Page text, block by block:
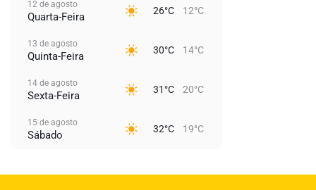
12 de agosto
Quarta-Feira 26°C 12°C
13 de agosto
Quinta-Feira 30°C 14°C
14 de agosto
Sexta-Feira 31°C 20°C
15 de agosto
Sábado 32°C 19°C